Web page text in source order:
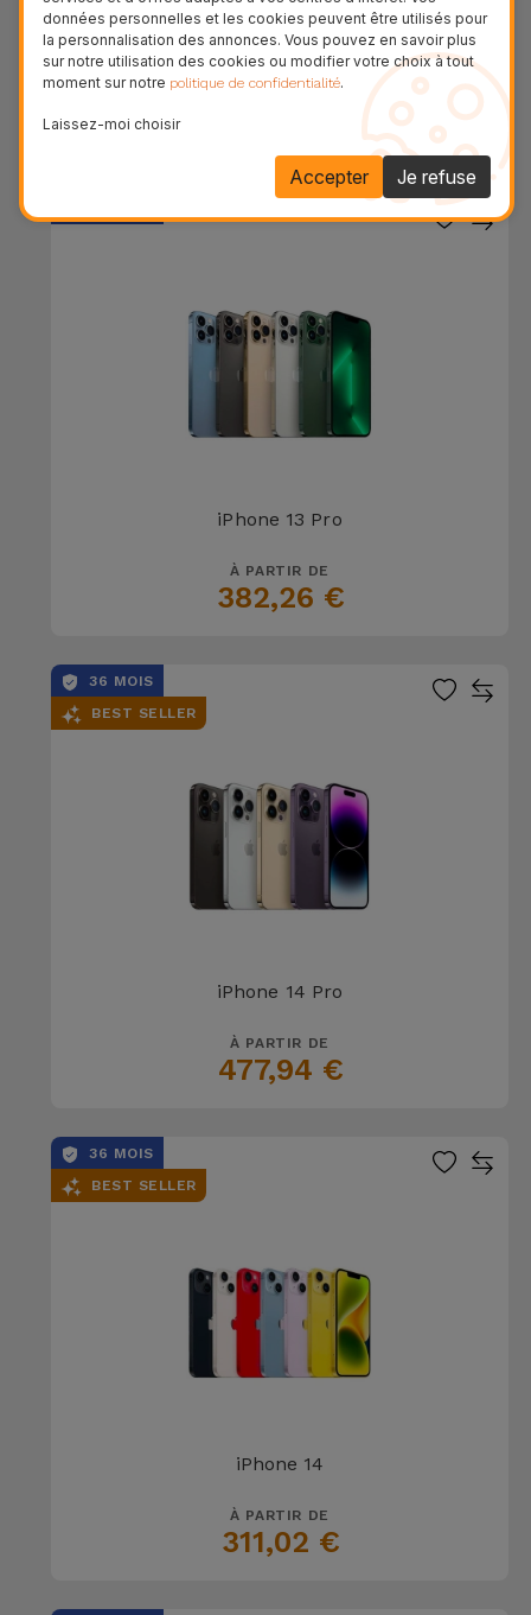
iPhone 14 Plus
iPhone 13 Pro
À PARTIR DE
382,26 €
36 MOIS
BEST SELLER
iPhone 14 Pro
À PARTIR DE
477,94 €
36 MOIS
BEST SELLER
iPhone 14
À PARTIR DE
311,02 €
données personnelles et les cookies peuvent être utilisés pour
la personnalisation des annonces. Vous pouvez en savoir plus
sur notre utilisation des cookies ou modifier votre choix à tout
moment sur notre politique de confidentialité.
Laissez-moi choisir
Je refuse
Accepter